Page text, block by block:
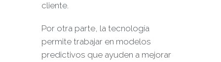
cliente.
Por otra parte, la tecnología
permite trabajar en modelos
predictivos que ayuden a mejorar